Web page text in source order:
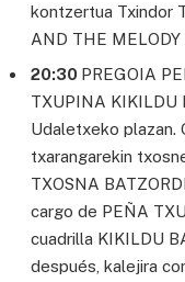
kontzertua Txindor
AND THE
20:30 PREGOIA
TXUPINA KIKILDU
Udaletxeko plazan.
txarangarekin
TXOSNA
cargo de PEÑA
cuadrilla KIKILDU
después, kalejira